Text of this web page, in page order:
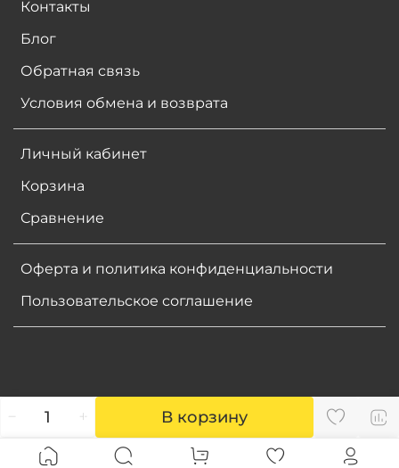
В корзину
Контакты
Блог
Обратная связь
Условия обмена и возврата
Личный кабинет
Корзина
Сравнение
Оферта и политика конфиденциальности
Пользовательское соглашение